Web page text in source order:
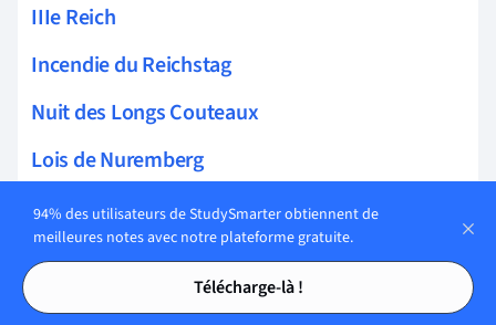
Tables des matières
Tables des matières
IIIe Reich
Incendie du Reichstag
Nuit des Longs Couteaux
Lois de Nuremberg
Jeunesses hitlériennes
SS et Gestapo
Remilitarisation de la Rhénanie
94% des utilisateurs de StudySmarter obtiennent de
meilleures notes avec notre plateforme gratuite.
Télécharge-là !